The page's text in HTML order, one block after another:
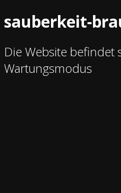
sauberkeit-
Die Website befindet
Wartungsmodus